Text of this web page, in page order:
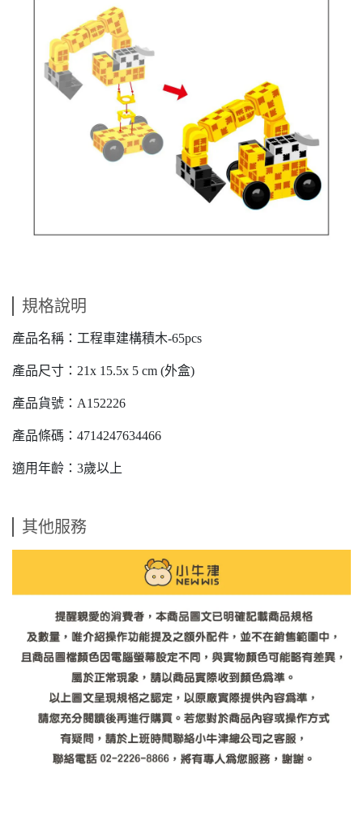
規格說明
產品名稱：工程車建構積木-65pcs
產品尺寸：21x 15.5x 5 cm (外盒)
產品貨號：A152226
產品條碼：4714247634466
適用年齡：3歲以上
其他服務